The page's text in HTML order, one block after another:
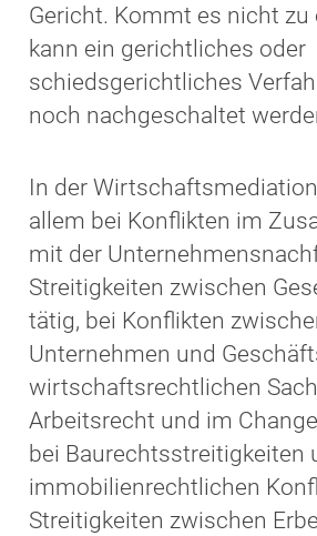
Gericht. Kommt es nicht zu
kann ein gerichtliches oder
schiedsgerichtliches
noch nachgeschaltet
In der
allem bei Konflikten im
mit der
Streitigkeiten zwischen
tätig, bei Konflikten
Unternehmen und
wirtschaftsrechtlichen
Arbeitsrecht und im
bei Baurechtsstreitigkeiten
immobilienrechtlichen
Streitigkeiten zwischen